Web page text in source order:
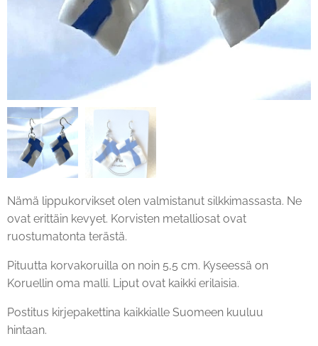
Nämä lippukorvikset olen valmistanut silkkimassasta. Ne
ovat erittäin kevyet. Korvisten metalliosat ovat
ruostumatonta terästä.
Pituutta korvakoruilla on noin 5,5 cm. Kyseessä on
Koruellin oma malli. Liput ovat kaikki erilaisia.
Postitus kirjepakettina kaikkialle Suomeen kuuluu
hintaan.